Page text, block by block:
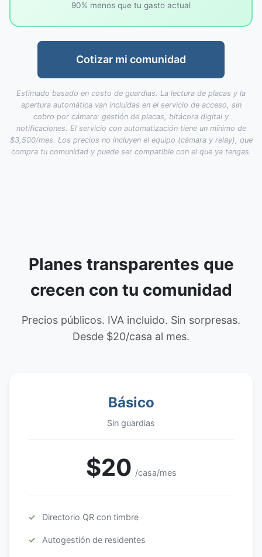
90% menos que tu gasto actual
Cotizar mi comunidad
Estimado basado en costo de guardias. La lectura de placas y la
apertura automática van incluidas en el servicio de acceso, sin
cobro por cámara: gestión de placas, bitácora digital y
notificaciones. El servicio con automatización tiene un mínimo de
$3,500/mes. Los precios no incluyen el equipo (cámara y relay), que
compra tu comunidad y puede ser compatible con el que ya tengas.
Planes transparentes que
crecen con tu comunidad
Precios públicos. IVA incluido. Sin sorpresas.
Desde $20/casa al mes.
Básico
Sin guardias
$20 /casa/mes
Directorio QR con timbre
Autogestión de residentes